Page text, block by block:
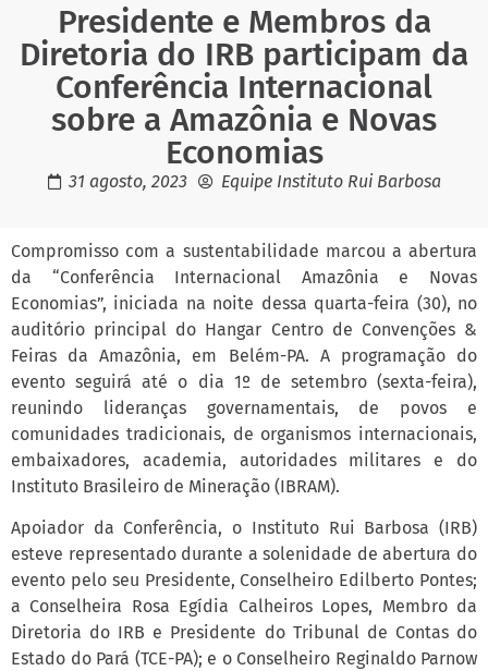
Presidente e Membros da
Diretoria do IRB participam da
Conferência Internacional
sobre a Amazônia e Novas
Economias
31 agosto, 2023 Equipe Instituto Rui Barbosa
Compromisso com a sustentabilidade marcou a abertura
da “Conferência Internacional Amazônia e Novas
Economias”, iniciada na noite dessa quarta-feira (30), no
auditório principal do Hangar Centro de Convenções &
Feiras da Amazônia, em Belém-PA. A programação do
evento seguirá até o dia 1º de setembro (sexta-feira),
reunindo lideranças governamentais, de povos e
comunidades tradicionais, de organismos internacionais,
embaixadores, academia, autoridades militares e do
Instituto Brasileiro de Mineração (IBRAM).
Apoiador da Conferência, o Instituto Rui Barbosa (IRB)
esteve representado durante a solenidade de abertura do
evento pelo seu Presidente, Conselheiro Edilberto Pontes;
a Conselheira Rosa Egídia Calheiros Lopes, Membro da
Diretoria do IRB e Presidente do Tribunal de Contas do
Estado do Pará (TCE-PA); e o Conselheiro Reginaldo Parnow